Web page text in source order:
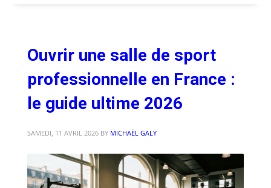
Ouvrir une salle de sport
professionnelle en France :
le guide ultime 2026
SAMEDI, 11 AVRIL 2026 BY MICHAËL GALY